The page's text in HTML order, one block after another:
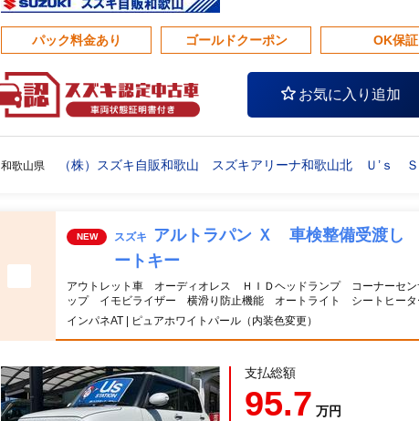
パック料金あり ゴールドクーポン OK保証
お気に入り追加
和歌山県 （株）スズキ自販和歌山 スズキアリーナ和歌山北 Ｕ’ｓ
NEW スズキ
アルトラパン Ｘ 車検整備受渡
ートキー
アウトレット車 オーディオレス ＨＩＤヘッドランプ コーナーセ
ップ イモビライザー 横滑り防止機能 オートライト シートヒー
インパネAT | ピュアホワイトパール（内装色変更）
支払総額
95.7 万円